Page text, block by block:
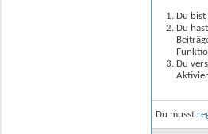
Du bist
Du
Du
Du musst